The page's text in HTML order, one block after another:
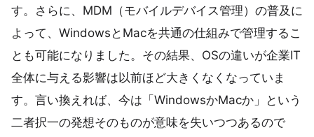
す。さらに、MDM（モバイルデバイス管理）の普及に
よって、WindowsとMacを共通の仕組みで管理するこ
とも可能になりました。その結果、OSの違いが企業IT
全体に与える影響は以前ほど大きくなくなっていま
す。言い換えれば、今は「WindowsかMacか」という
二者択一の発想そのものが意味を失いつつあるので